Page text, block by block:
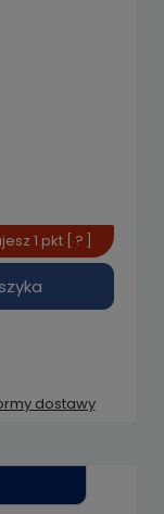
1 pkt [ ? ]
dostawy